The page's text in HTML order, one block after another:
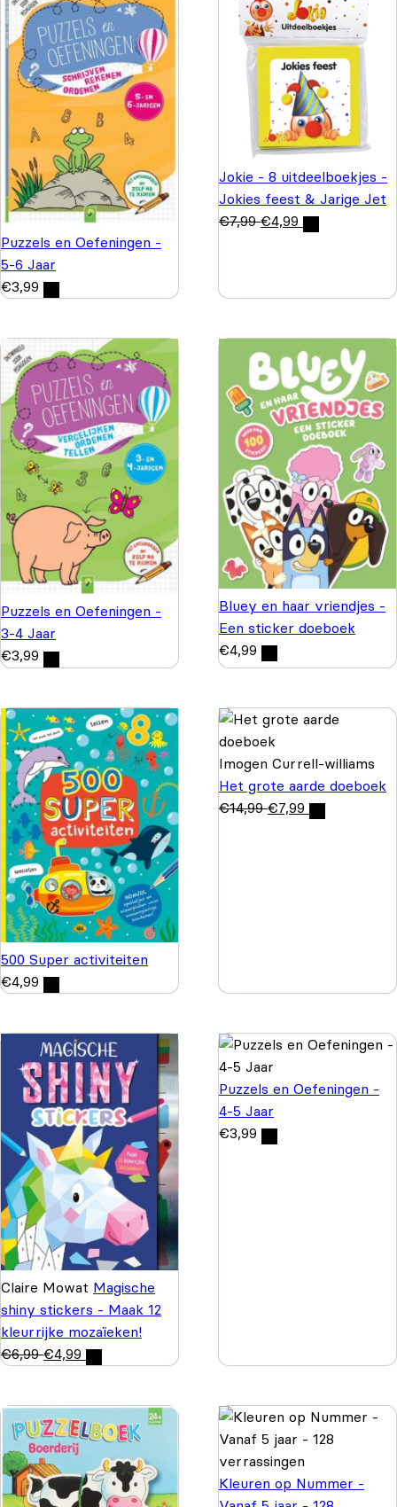
Puzzels en Oefeningen -
5-6 Jaar
€3,99
Jokie - 8 uitdeelboekjes -
Jokies feest & Jarige Jet
€7,99 €4,99
Puzzels en Oefeningen -
3-4 Jaar
€3,99
Bluey en haar vriendjes -
Een sticker doeboek
€4,99
500 Super activiteiten
€4,99
Imogen Currell-williams
Het grote aarde doeboek
€14,99 €7,99
Claire Mowat Magische
shiny stickers - Maak 12
kleurrijke mozaïeken!
€6,99 €4,99
Puzzels en Oefeningen -
4-5 Jaar
€3,99
Kleuren op Nummer -